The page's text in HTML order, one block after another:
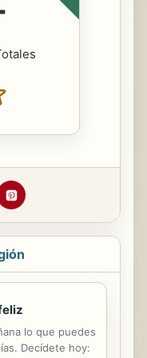
lo que puedes
Decídete hoy: